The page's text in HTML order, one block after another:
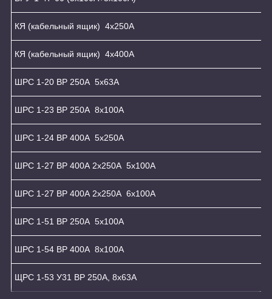
КЯ (кабельный ящик) 4x250A
КЯ (кабельный ящик) 4x400A
ШРС 1-20 ВР 250А 5х63А
ШРС 1-23 ВР 250А 8х100А
ШРС 1-24 ВР 400А 5х250А
ШРС 1-27 ВР 400А 2х250А 5х100А
ШРС 1-27 ВР 400А 2х250А 6х100А
ШРС 1-51 ВР 250А 5х100А
ШРС 1-54 ВР 400А 8х100А
ЩРС 1-53 У31 ВР 250А, 8х63А